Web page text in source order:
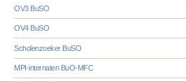
OV3 BuSO
OV4 BuSO
Scholenzoeker BuSO
MPI-internaten BuO-MFC